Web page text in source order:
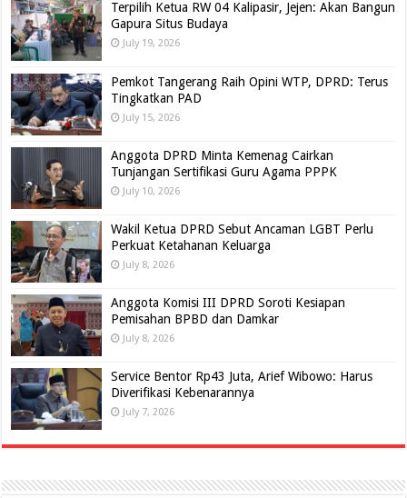
Terpilih Ketua RW 04 Kalipasir, Jejen: Akan Bangun
Gapura Situs Budaya
July 19, 2026
Pemkot Tangerang Raih Opini WTP, DPRD: Terus
Tingkatkan PAD
July 15, 2026
Anggota DPRD Minta Kemenag Cairkan
Tunjangan Sertifikasi Guru Agama PPPK
July 10, 2026
Wakil Ketua DPRD Sebut Ancaman LGBT Perlu
Perkuat Ketahanan Keluarga
July 8, 2026
Anggota Komisi III DPRD Soroti Kesiapan
Pemisahan BPBD dan Damkar
July 8, 2026
Service Bentor Rp43 Juta, Arief Wibowo: Harus
Diverifikasi Kebenarannya
July 7, 2026